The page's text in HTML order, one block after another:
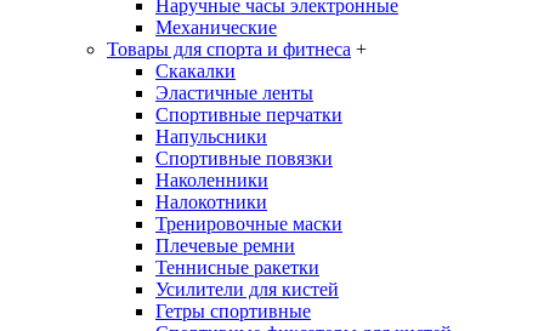
Наручные часы электронные
Механические
Товары для спорта и фитнеса +
Скакалки
Эластичные ленты
Спортивные перчатки
Напульсники
Спортивные повязки
Наколенники
Налокотники
Тренировочные маски
Плечевые ремни
Теннисные ракетки
Усилители для кистей
Гетры спортивные